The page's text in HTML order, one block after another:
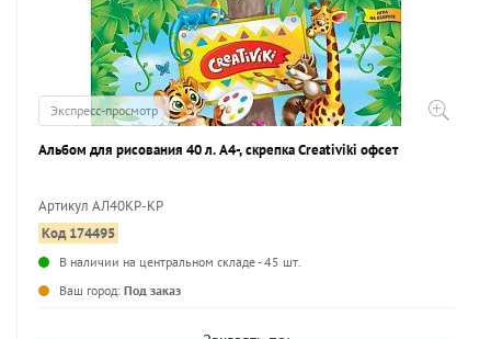
Экспресс-просмотр
Альбом для рисования 40 л. А4-, скрепка Creativiki офсет
Артикул АЛ40КР-КР
Код 174495
В наличии на центральном складе - 45 шт.
Ваш город: Под заказ